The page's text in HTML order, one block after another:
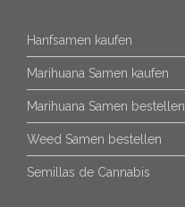
Hanfsamen kaufen
Marihuana Samen kaufen
Marihuana Samen bestellen
Weed Samen bestellen
Semillas de Cannabis